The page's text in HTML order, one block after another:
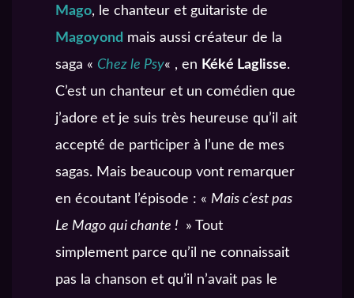
Mago, le chanteur et guitariste de
Magoyond mais aussi créateur de la
saga « Chez le Psy« , en Kéké Laglisse.
C’est un chanteur et un comédien que
j’adore et je suis très heureuse qu’il ait
accepté de participer à l’une de mes
sagas. Mais beaucoup vont remarquer
en écoutant l’épisode : « Mais c’est pas
Le Mago qui chante !
» Tout
simplement parce qu’il ne connaissait
pas la chanson et qu’il n’avait pas le